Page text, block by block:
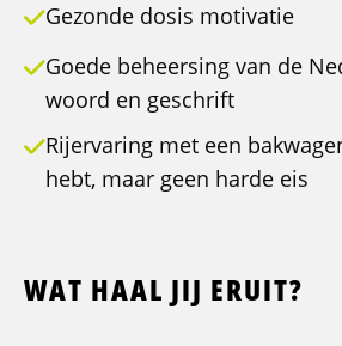
Gezonde dosis motivatie
Goede beheersing van de
woord en geschrift
Rijervaring met een
hebt, maar geen harde eis
WAT HAAL JIJ ERUIT?